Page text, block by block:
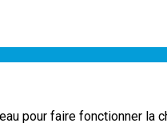
pour faire fonctionner la